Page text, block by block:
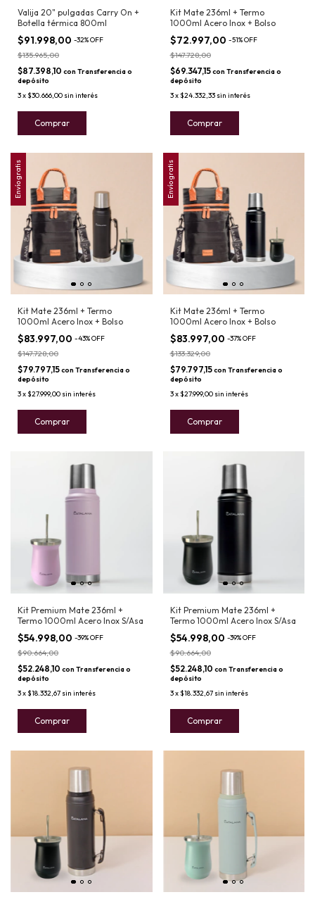
Valija 20" pulgadas Carry On +
Botella térmica 800ml
$91.998,00 -32%OFF
$135.965,00
$87.398,10 con Transferencia o
depósito
3x$30.666,00 sin interés
Comprar
Kit Mate 236ml + Termo
1000ml Acero Inox + Bolso
$72.997,00 -51%OFF
$147.728,00
$69.347,15con Transferencia o
depósito
3x$24.332,33 sin interés
Comprar
Envío gratis
Kit Mate 236ml + Termo
1000ml Acero Inox + Bolso
$83.997,00 -43%OFF
$147.728,00
$79.797,15con Transferencia o
depósito
3x$27.999,00 sin interés
Comprar
Envío gratis
Kit Mate 236ml + Termo
1000ml Acero Inox + Bolso
$83.997,00 -37%OFF
$133.329,00
$79.797,15con Transferencia o
depósito
3x$27.999,00 sin interés
Comprar
Kit Premium Mate 236ml +
Termo 1000ml Acero Inox S/Asa
$54.998,00 -39%OFF
$90.664,00
$52.248,10 con Transferencia o
depósito
3x$18.332,67 sin interés
Comprar
Kit Premium Mate 236ml +
Termo 1000ml Acero Inox S/Asa
$54.998,00 -39%OFF
$90.664,00
$52.248,10 con Transferencia o
depósito
3x$18.332,67 sin interés
Comprar